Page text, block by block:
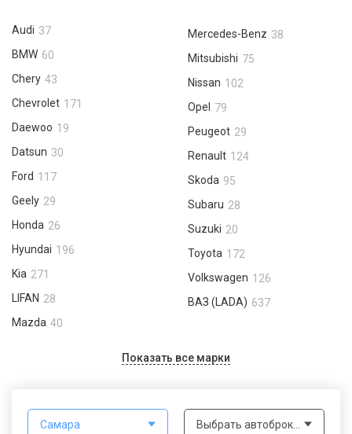
Самара
Audi 37
BMW 60
Chery 43
Chevrolet 171
Daewoo 19
Datsun 30
Ford 117
Geely 29
Honda 26
Hyundai 196
Kia 271
LIFAN 28
Mazda 40
Mercedes-Benz 38
Mitsubishi 75
Nissan 102
Opel
79
Peugeot 29
Renault 124
Skoda 95
Subaru 28
Suzuki 20
Toyota 172
Volkswagen 126
ВАЗ (LADA) 637
Показать все марки